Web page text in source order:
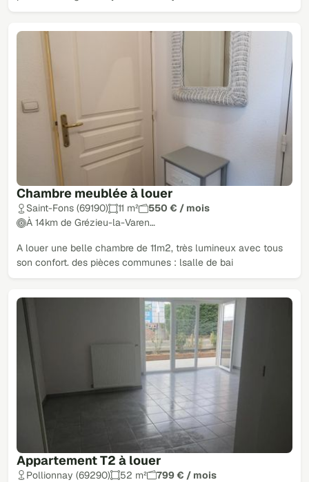
Chambre meublée à louer
Saint-Fons (69190) 11 m²
550 € / mois
À 14km de Grézieu-la-Varen…
A louer une belle chambre de 11m2, très lumineux avec tous
son confort. des pièces communes : lsalle de bai
Appartement T2 à louer
Pollionnay (69290) 52 m²
799 € / mois